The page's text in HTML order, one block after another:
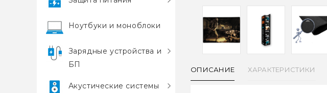
Ноутбуки и моноблоки
Зарядные устройства и
БП
Акустические системы
ОПИСАНИЕ ХАРАКТЕРИСТИКИ